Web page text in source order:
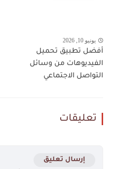
يونيو 10, 2026
أفضل تطبيق تحميل
الفيديوهات من وسائل
التواصل الاجتماعي
تعليقات
إرسال تعليق